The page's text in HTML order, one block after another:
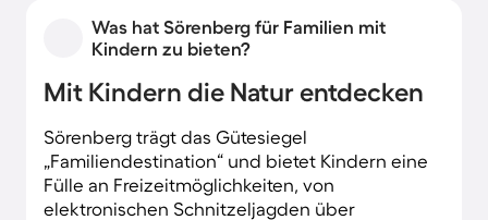
Was hat Sörenberg für Familien mit
Kindern zu bieten?
Mit Kindern die Natur entdecken
Sörenberg trägt das Gütesiegel
„Familiendestination“ und bietet Kindern eine
Fülle an Freizeitmöglichkeiten, von
elektronischen Schnitzeljagden über